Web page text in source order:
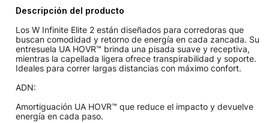
Descripción del producto
Los W Infinite Elite 2 están diseñados para corredoras que
buscan comodidad y retorno de energía en cada zancada. Su
entresuela UA HOVR™ brinda una pisada suave y receptiva,
mientras la capellada ligera ofrece transpirabilidad y soporte.
Ideales para correr largas distancias con máximo confort.
ADN:
Amortiguación UA HOVR™ que reduce el impacto y devuelve
energía en cada paso.